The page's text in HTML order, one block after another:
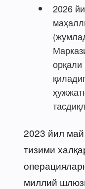
2026
2023 йил
тизими
миллий